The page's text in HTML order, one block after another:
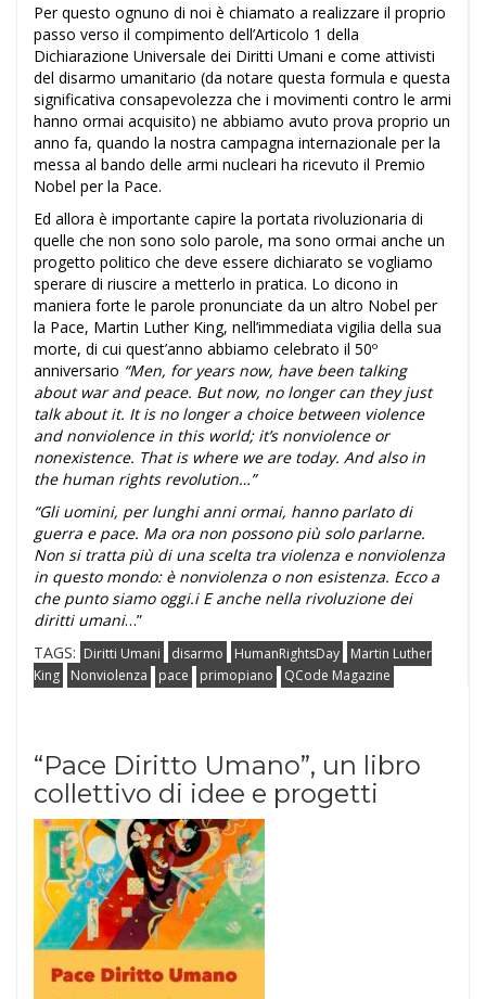
Per questo ognuno di noi è chiamato a realizzare il proprio
passo verso il compimento dell’Articolo 1 della
Dichiarazione Universale dei Diritti Umani e come attivisti
del disarmo umanitario (da notare questa formula e questa
significativa consapevolezza che i movimenti contro le armi
hanno ormai acquisito) ne abbiamo avuto prova proprio un
anno fa, quando la nostra campagna internazionale per la
messa al bando delle armi nucleari ha ricevuto il Premio
Nobel per la Pace.
Ed allora è importante capire la portata rivoluzionaria di
quelle che non sono solo parole, ma sono ormai anche un
progetto politico che deve essere dichiarato se vogliamo
sperare di riuscire a metterlo in pratica. Lo dicono in
maniera forte le parole pronunciate da un altro Nobel per
la Pace, Martin Luther King, nell’immediata vigilia della sua
morte, di cui quest’anno abbiamo celebrato il 50º
anniversario “Men, for years now, have been talking
about war and peace. But now, no longer can they just
talk about it. It is no longer a choice between violence
and nonviolence in this world; it’s nonviolence or
nonexistence. That is where we are today. And also in
the human rights revolution…”
“Gli uomini, per lunghi anni ormai, hanno parlato di
guerra e pace. Ma ora non possono più solo parlarne.
Non si tratta più di una scelta tra violenza e nonviolenza
in questo mondo: è nonviolenza o non esistenza. Ecco a
che punto siamo oggi.i E anche nella rivoluzione dei
diritti umani…”
TAGS: Diritti Umani disarmo HumanRightsDay
Martin Luther
King
Nonviolenza pace primopiano QCode Magazine
“Pace Diritto Umano”, un libro
collettivo di idee e progetti